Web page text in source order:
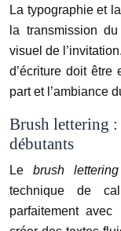
La typographie et
la transmission
visuel de
d’écriture doit
part et l’ambiance
Brush lettering
débutants
Le brush lettering
technique de
parfaitement avec